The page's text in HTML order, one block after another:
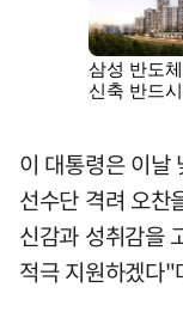
이 대통령은 이날
선수단 격려 오찬
신감과 성취감을
적극 지원하겠다